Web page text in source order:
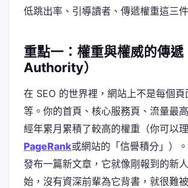
低跳出率、引導讀者、傳遞權重這三
重點一：權重與權威的傳
Authority）
在 SEO 的世界裡，網站上不是每個
等。你的首頁、核心服務頁、流量最
經年累月累積了較高的權重（你可以
PageRank或網站的「信譽積分」）
發布一篇新文章，它就像剛報到的新
始，沒有資深前輩為它背書，就很難